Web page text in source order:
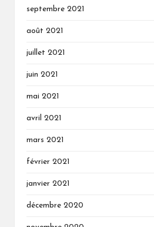
septembre 2021
août 2021
juillet 2021
juin 2021
mai 2021
avril 2021
mars 2021
février 2021
janvier 2021
décembre 2020